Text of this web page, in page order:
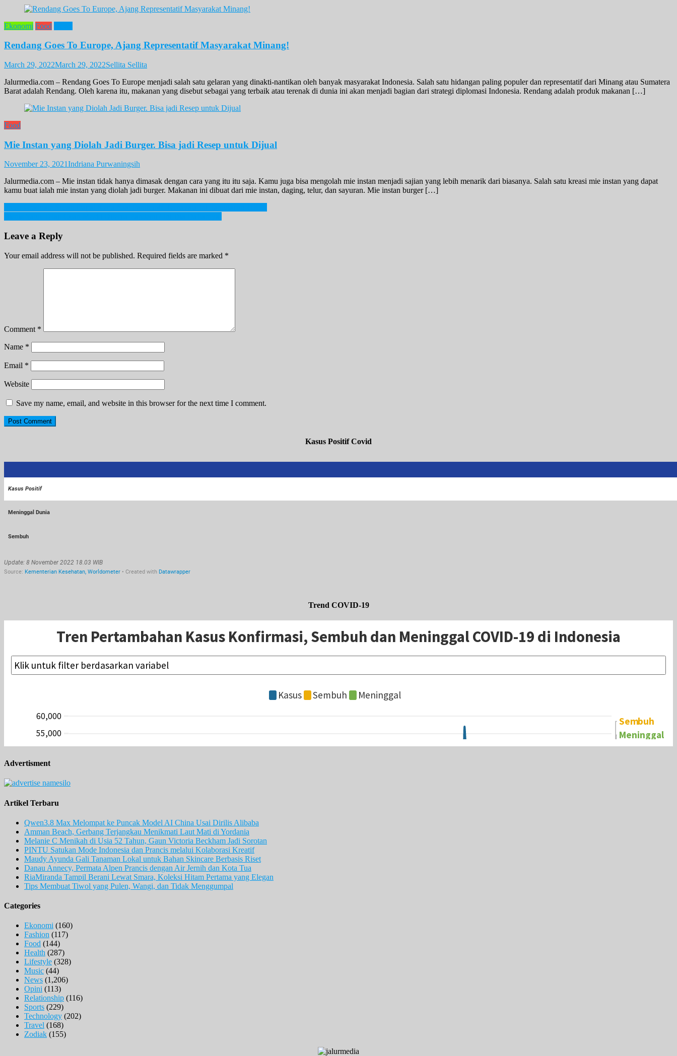
Ekonomi Food
Rendang Goes To Europe, Ajang Representatif Masyarakat Minang!
March 29, 2022March 29, 2022Sellita Sellita
Jalurmedia.com – Rendang Goes To Europe menjadi salah satu gelaran yang dinakti-nantikan oleh banyak masyarakat Indonesia. Salah satu hidangan paling populer dan representatif dari Minang atau Sumatera
Barat adalah Rendang. Oleh karena itu, makanan yang disebut sebagai yang terbaik atau terenak di dunia ini akan menjadi bagian dari strategi diplomasi Indonesia. Rendang adalah produk makanan […]
Food
Mie Instan yang Diolah Jadi Burger. Bisa jadi Resep untuk Dijual
November 23, 2021Indriana Purwaningsih
Jalurmedia.com – Mie instan tidak hanya dimasak dengan cara yang itu itu saja. Kamu juga bisa mengolah mie instan menjadi sajian yang lebih menarik dari biasanya. Salah satu kreasi mie instan yang dapat
kamu buat ialah mie instan yang diolah jadi burger. Makanan ini dibuat dari mie instan, daging, telur, dan sayuran. Mie instan burger […]
Post
navigation
Leave a Reply
Your email address will not be published. Required fields are marked *
Comment *
Name *
Email *
Website
Save my name, email, and website in this browser for the next time I comment.
Kasus Positif Covid
Trend COVID-19
Advertisment
Artikel Terbaru
Qwen3.8 Max Melompat ke Puncak Model AI China Usai Dirilis Alibaba
Amman Beach, Gerbang Terjangkau Menikmati Laut Mati di Yordania
Melanie C Menikah di Usia 52 Tahun, Gaun Victoria Beckham Jadi Sorotan
PINTU Satukan Mode Indonesia dan Prancis melalui Kolaborasi Kreatif
Maudy Ayunda Gali Tanaman Lokal untuk Bahan Skincare Berbasis Riset
Danau Annecy, Permata Alpen Prancis dengan Air Jernih dan Kota Tua
RiaMiranda Tampil Berani Lewat Smara, Koleksi Hitam Pertama yang Elegan
Tips Membuat Tiwol yang Pulen, Wangi, dan Tidak Menggumpal
Categories
Ekonomi (160)
Fashion (117)
Food (144)
Health (287)
Lifestyle (328)
Music (44)
News (1,206)
Opini (113)
Relationship (116)
Sports (229)
Technology (202)
Travel (168)
Zodiak (155)